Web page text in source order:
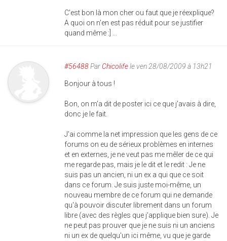
C'est bon là mon cher ou faut que je réexplique?
A quoi on n'en est pas réduit pour se justifier
quand même :] ...
#56488Par Chicolifele ven 28/08/2009 à 13h21
Bonjour à tous !
Bon, on m'a dit de poster ici ce que j'avais à dire,
donc je le fait.
J'ai comme la net impression que les gens de ce
forums on eu de sérieux problèmes en internes
et en externes, je ne veut pas me mêler de ce qui
me regarde pas, mais je le dit et le redit : Je ne
suis pas un ancien, ni un ex a qui que ce soit
dans ce forum. Je suis juste moi-même, un
nouveau membre de ce forum qui ne demande
qu'à pouvoir discuter librement dans un forum
libre (avec des règles que j'applique bien sure). Je
ne peut pas prouver que je ne suis ni un anciens
ni un ex de quelqu'un ici même, vu que je garde